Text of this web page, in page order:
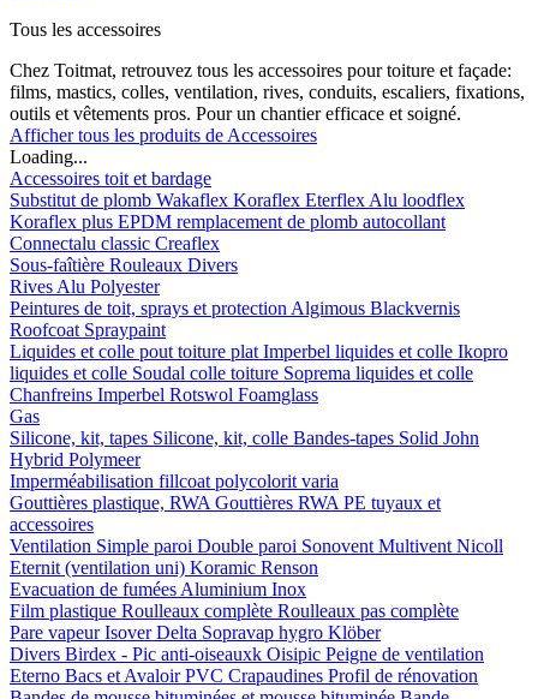
Tous les accessoires
Chez Toitmat, retrouvez tous les accessoires pour toiture et façade:
films, mastics, colles, ventilation, rives, conduits, escaliers, fixations,
outils et vêtements pros. Pour un chantier efficace et soigné.
Afficher tous les produits de Accessoires
Loading...
Accessoires toit et bardage
Substitut de plomb Wakaflex Koraflex Eterflex Alu loodflex
Koraflex plus EPDM remplacement de plomb autocollant
Connectalu classic Creaflex
Sous-faîtière Rouleaux Divers
Rives Alu Polyester
Peintures de toit, sprays et protection Algimous Blackvernis
Roofcoat Spraypaint
Liquides et colle pout toiture plat Imperbel liquides et colle Ikopro
liquides et colle Soudal colle toiture Soprema liquides et colle
Chanfreins Imperbel Rotswol Foamglass
Gas
Silicone, kit, tapes Silicone, kit, colle Bandes-tapes Solid John
Hybrid Polymeer
Imperméabilisation fillcoat polycolorit varia
Gouttières plastique, RWA Gouttières RWA PE tuyaux et
accessoires
Ventilation Simple paroi Double paroi Sonovent Multivent Nicoll
Eternit (ventilation uni) Koramic Renson
Evacuation de fumées Aluminium Inox
Film plastique Roulleaux complète Roulleaux pas complète
Pare vapeurIsoverDelta Sopravap hygro Klöber
Divers Birdex - Pic anti-oiseauxk Oisipic Peigne de ventilation
Eterno Bacs et Avaloir PVC Crapaudines Profil de rénovation